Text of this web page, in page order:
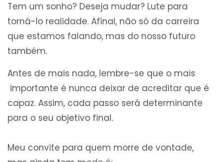
Tem um sonho? Deseja mudar? Lute para
torná-lo realidade. Afinal, não só da carreira
que estamos falando, mas do nosso futuro
também.
Antes de mais nada, lembre-se que o mais
importante é nunca deixar de acreditar que é
capaz. Assim, cada passo será determinante
para o seu objetivo final.
Meu convite para quem morre de vontade,